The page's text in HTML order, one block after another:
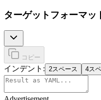
ターゲットフォーマッ
コピー
インデント: 2スペース 4ス